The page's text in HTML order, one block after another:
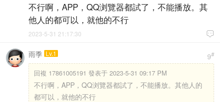
不行啊，APP，QQ浏覽器都試了，不能播放。其
他人的都可以，就他的不行

2023-5-31 21:17:30
9#
雨季 Lv.1
回複 17861005191 發表于 2023-5-31 09:17 PM
不行啊，APP，QQ浏覽器都試了，不能播放。其他人的
都可以，就他的不行